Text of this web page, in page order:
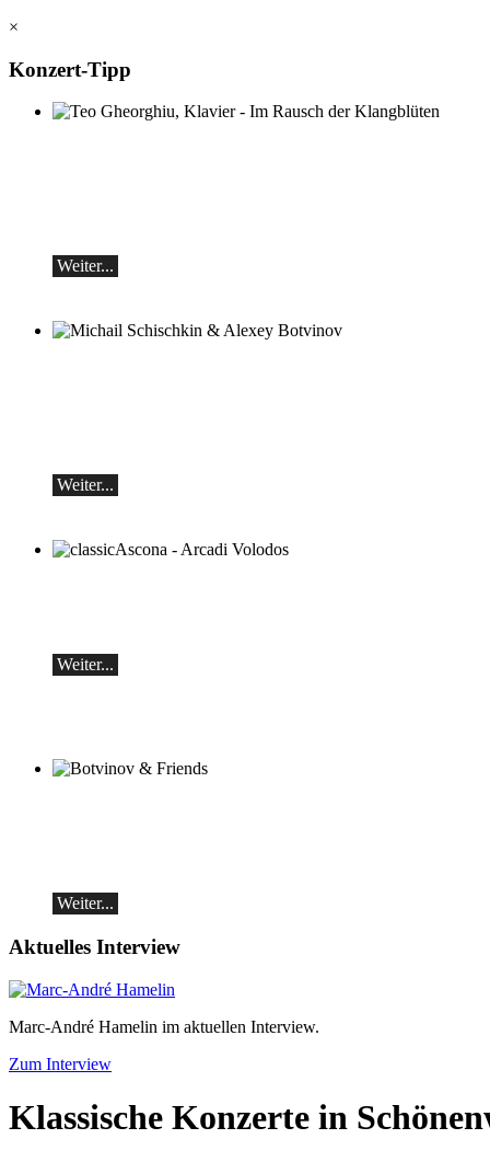
×
Konzert-Tipp
Weiter...
Weiter...
Weiter...
Weiter...
Aktuelles Interview
Marc-André Hamelin im aktuellen Interview.
Zum Interview
Klassische Konzerte in